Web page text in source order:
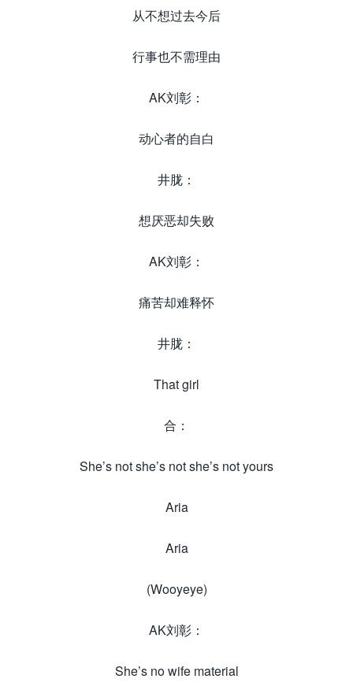
从不想过去今后
行事也不需理由
AK刘彰：
动心者的自白
井胧：
想厌恶却失败
AK刘彰：
痛苦却难释怀
井胧：
That girl
合：
She’s not she’s not she’s not yours
Aria
Aria
(Wooyeye)
AK刘彰：
She’s no wife material